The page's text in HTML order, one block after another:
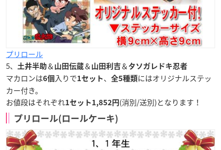
プリロール
5、
土井半助 ＆ 山田伝蔵 ＆ 山田利吉 ＆ タソガレドキ忍者
マカロンは6個 入りで1セット 、 全5種類にはオリジナルステッ
カー付き。
お値段はそれぞれ1セット 1,852 円 (消別/送別)となります！
プリロール(ロールケーキ)